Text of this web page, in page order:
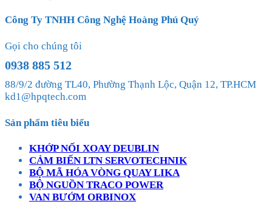
Công Ty TNHH Công Nghệ Hoàng Phú Quý
Gọi cho chúng tôi
0938 885 512
88/9/2 đường TL40, Phường Thạnh Lộc, Quận 12, TP.HCM
kd1@hpqtech.com
Sản phẩm tiêu biểu
KHỚP NỐI XOAY DEUBLIN
CẢM BIẾN LTN SERVOTECHNIK
BỘ MÃ HÓA VÒNG QUAY LIKA
BỘ NGUỒN TRACO POWER
VAN BƯỚM ORBINOX